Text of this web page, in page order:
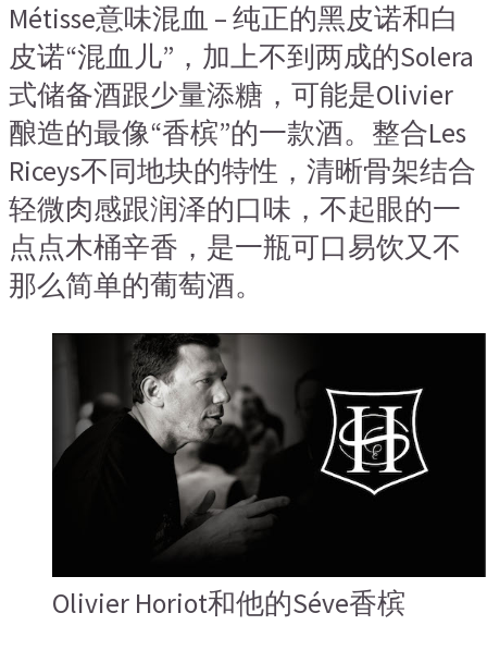
Métisse意味混血 – 纯正的黑皮诺和白
皮诺“混血儿”，加上不到两成的Solera
式储备酒跟少量添糖，可能是Olivier
酿造的最像“香槟”的一款酒。整合Les
Riceys不同地块的特性，清晰骨架结合
轻微肉感跟润泽的口味，不起眼的一
点点木桶辛香，是一瓶可口易饮又不
那么简单的葡萄酒。
Olivier Horiot和他的Séve香槟